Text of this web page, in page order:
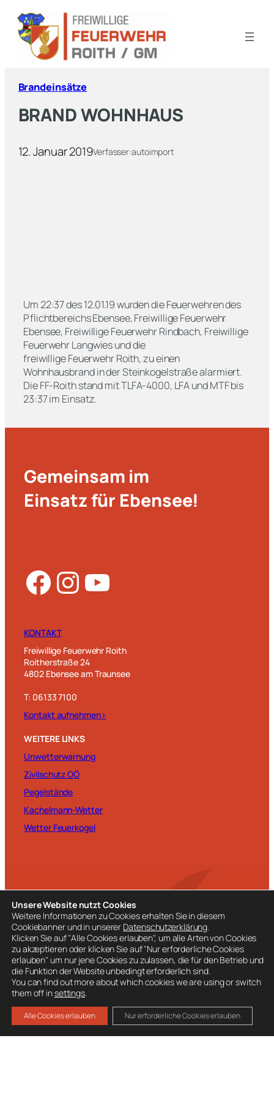
Brandeinsätze
BRAND WOHNHAUS
12. Januar 2019Verfasser:autoimport
Um 22:37 des 12.01.19 wurden die Feuerwehren des
Pflichtbereichs Ebensee, Freiwillige Feuerwehr
Ebensee, Freiwillige Feuerwehr Rindbach, Freiwillige
Feuerwehr Langwies und die
freiwillige Feuerwehr Roith, zu einen
Wohnhausbrand in der Steinkogelstraße alarmiert.
Die FF-Roith stand mit TLFA-4000, LFA und MTF bis
23:37 im Einsatz.
Gemeinsam im
Einsatz für Ebensee!
Facebook InstagramYouTube
KONTAKT
Freiwillige Feuerwehr Roith
Roitherstraße 24
4802 Ebensee am Traunsee
T: 06133 7100
Kontakt aufnehmen>
WEITERE LINKS
Unwetterwarnung
Zivilschutz OÖ
Pegelstände
Kachelmann-Wetter
Wetter Feuerkogel
Ausrüstung
Mitglied werden
Spenden
Datenschutz
Unsere Website nutzt Cookies
Weitere Informationen zu Cookies erhalten Sie in diesem
Cookiebanner und in unserer Datenschutzerklärung.
Klicken Sie auf "Alle Cookies erlauben", um alle Arten von Cookies
zu akzeptieren oder klicken Sie auf "Nur erforderliche Cookies
erlauben" um nur jene Cookies zu zulassen, die für den Betrieb und
die Funktion der Website unbedingt erforderlich sind.
You can find out more about which cookies we are using or switch
them off insettings.
Alle Cookies erlauben Nur erforderliche Cookies erlauben